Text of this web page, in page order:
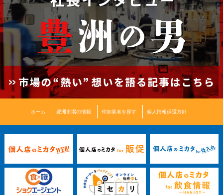
ホーム 豊洲市場の情報 仲卸業者を探す 個人情報保護方針